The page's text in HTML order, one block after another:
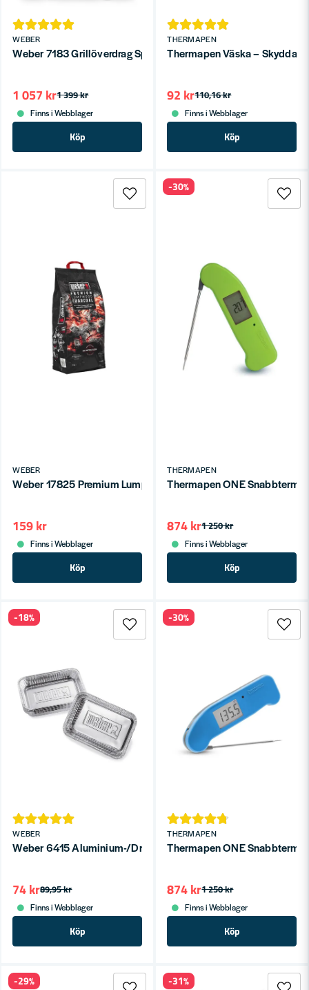
WEBER
Weber 7183 Grillöverdrag Spirit-serien – Skyddar mot väder
1 399 kr
1 057 kr
Finns i Webblager
Köp
THERMAPEN
Thermapen Väska – Skydda
110,16 kr
92 kr
Finns i Webblager
Köp
WEBER
Weber 17825 Premium Lumpwood Träkol 5kg
159 kr
Finns i Webblager
Köp
THERMAPEN
Thermapen ONE
1 250 kr
874 kr
Finns i Webblager
Köp
-30%
WEBER
Weber 6415 Aluminium-/Droppform liten 10-P
89,95 kr
74 kr
Finns i Webblager
Köp
-18%
THERMAPEN
Thermapen ONE
1 250 kr
874 kr
Finns i Webblager
Köp
-30%
-29% -31%